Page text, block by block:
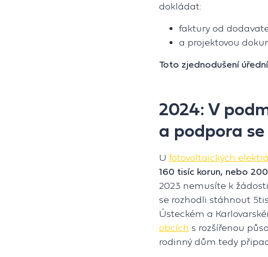
dokládat:
faktury od
a projektovou
Toto zjednodušení
2024: V
a podpora
U fotovoltaických
160 tisíc korun, nebo
2023 nemusíte k
se rozhodli stáhnout
Ústeckém a
obcích s rozšířenou
rodinný dům tedy